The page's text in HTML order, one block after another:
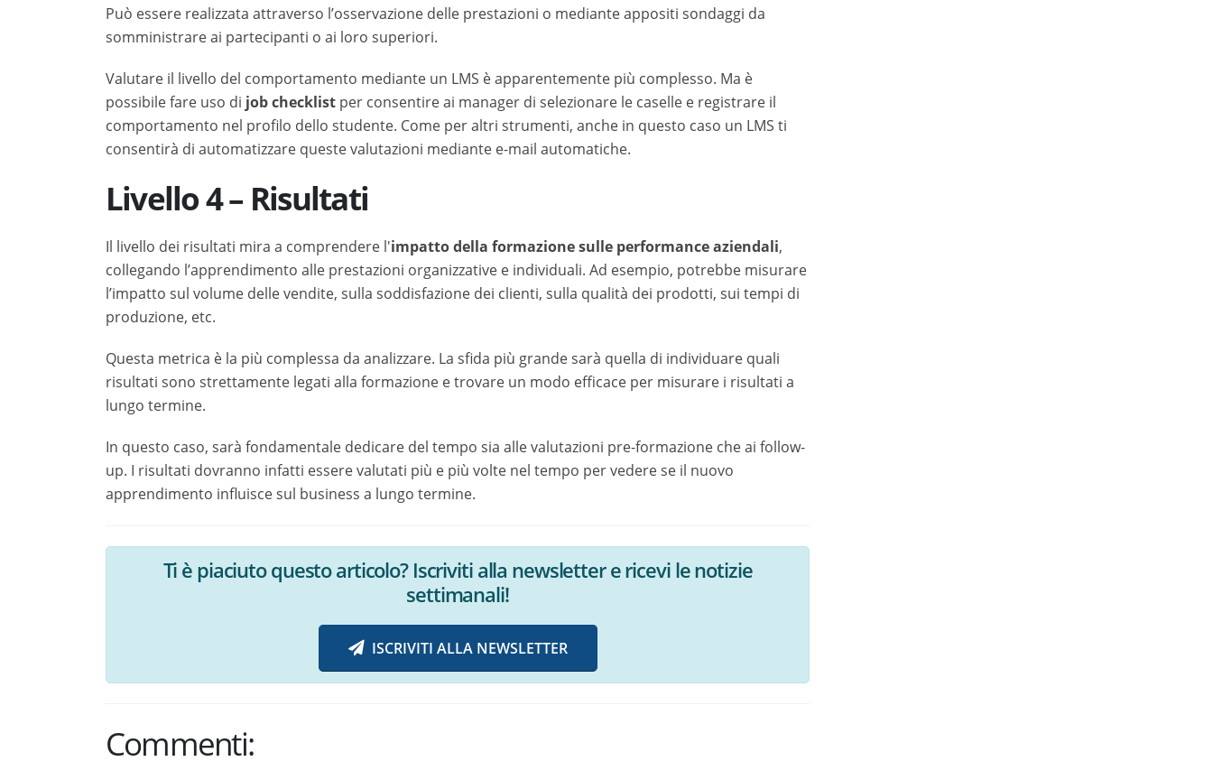
Può essere realizzata attraverso l’osservazione delle prestazioni o mediante appositi sondaggi da
somministrare ai partecipanti o ai loro superiori.
Valutare il livello del comportamento mediante un LMS è apparentemente più complesso. Ma è
possibile fare uso di job checklist per consentire ai manager di selezionare le caselle e registrare il
comportamento nel profilo dello studente. Come per altri strumenti, anche in questo caso un LMS ti
consentirà di automatizzare queste valutazioni mediante e-mail automatiche.
Livello 4 – Risultati
Il livello dei risultati mira a comprendere l'impatto della formazione sulle performance aziendali,
collegando l’apprendimento alle prestazioni organizzative e individuali. Ad esempio, potrebbe misurare
l’impatto sul volume delle vendite, sulla soddisfazione dei clienti, sulla qualità dei prodotti, sui tempi di
produzione, etc.
Questa metrica è la più complessa da analizzare. La sfida più grande sarà quella di individuare quali
risultati sono strettamente legati alla formazione e trovare un modo efficace per misurare i risultati a
lungo termine.
In questo caso, sarà fondamentale dedicare del tempo sia alle valutazioni pre-formazione che ai follow-
up. I risultati dovranno infatti essere valutati più e più volte nel tempo per vedere se il nuovo
apprendimento influisce sul business a lungo termine.
Ti è piaciuto questo articolo? Iscriviti alla newsletter e ricevi le notizie
settimanali!
ISCRIVITI ALLA NEWSLETTER
Commenti: